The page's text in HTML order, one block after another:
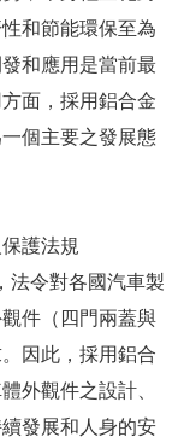
和節能環保至為
和應用是當前最
面，採用鋁合金
個主要之發展態
護法規
令對各國汽車製
件（四門兩蓋與
因此，採用鋁合
外觀件之設計、
發展和人身的安